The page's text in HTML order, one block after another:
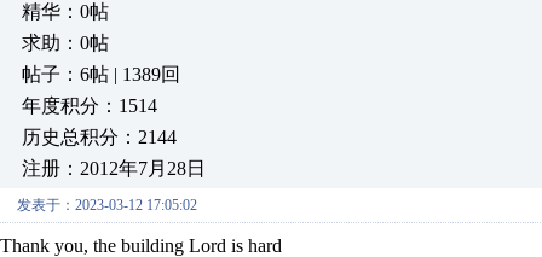
精华：0帖
求助：0帖
帖子：6帖 | 1389回
年度积分：1514
历史总积分：2144
注册：2012年7月28日
发表于：2023-03-12 17:05:02
Thank you, the building Lord is hard